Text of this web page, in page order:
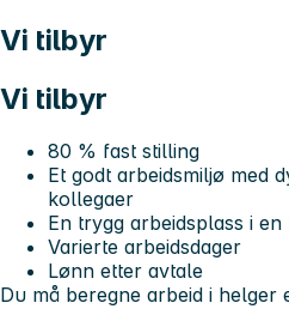
Vi tilbyr
Vi tilbyr
80 % fast stilling
Et godt arbeidsmiljø med
kollegaer
En trygg arbeidsplass i
Varierte arbeidsdager
Lønn etter avtale
Du må beregne arbeid i helger